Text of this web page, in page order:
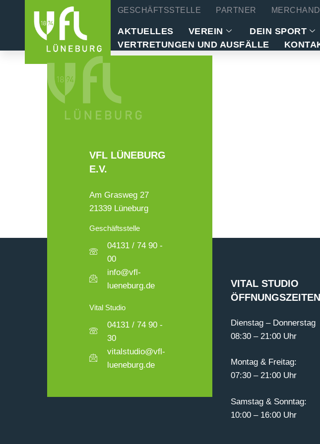
GESCHÄFTSSTELLE PARTNER
AKTUELLES VEREIN DEIN SPORT
VERTRETUNGEN UND AUSFÄLLE
VFL LÜNEBURG
E.V.
Am Grasweg 27
21339 Lüneburg
Geschäftsstelle
04131 / 74 90 -
00
info@vfl-
lueneburg.de
Vital Studio
04131 / 74 90 -
30
vitalstudio@vfl-
lueneburg.de
VITAL STUDIO
ÖFFNUNGSZEITEN
Dienstag – Donnerstag
08:30 – 21:00 Uhr
Montag & Freitag:
07:30 – 21:00 Uhr
Samstag & Sonntag:
10:00 – 16:00 Uhr